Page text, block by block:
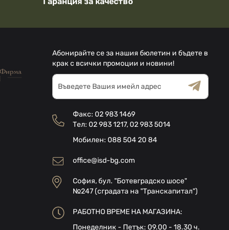
Абонирайте се за нашия бюлетин и бъдете в
крак с всички промоции и новини!
Абонирай
се
за
е-
бюлетин:
Общи условия
Декларацията за
поверителност
Факс:02 983 1469
Тел:02 983 1217,02 983 5014
Мобилен:088 504 20 84
office@isd-bg.com
София, бул. "Ботевградско шосе"
№247 (сградата на "Транскапитал")
РАБОТНО ВРЕМЕ НА МАГАЗИНА:
Понеделник - Петък: 09.00 - 18.30 ч.